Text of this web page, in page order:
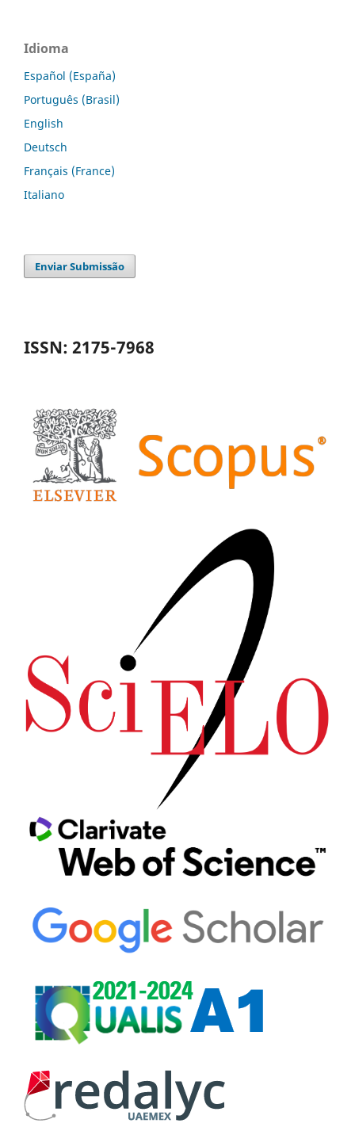
Idioma
Español (España)
Português (Brasil)
English
Deutsch
Français (France)
Italiano
Enviar Submissão
ISSN: 2175-7968